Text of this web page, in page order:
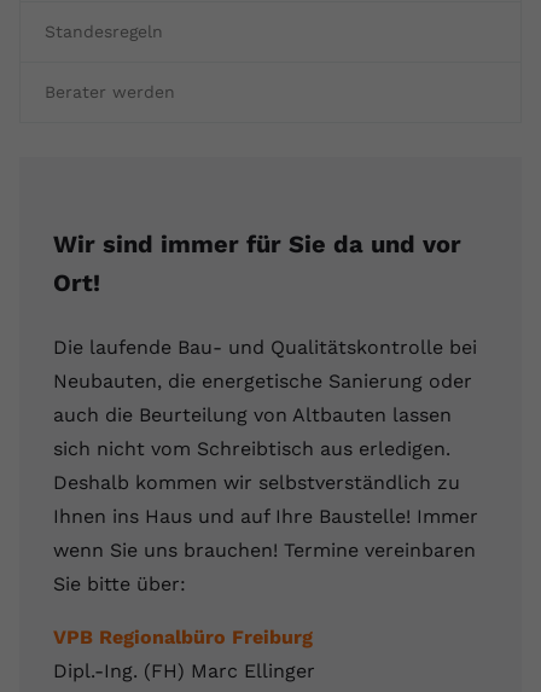
Standesregeln
Berater werden
Wir sind immer für Sie da und vor
Ort!
Die laufende Bau- und Qualitätskontrolle bei
Neubauten, die energetische Sanierung oder
auch die Beurteilung von Altbauten lassen
sich nicht vom Schreibtisch aus erledigen.
Deshalb kommen wir selbstverständlich zu
Ihnen ins Haus und auf Ihre Baustelle! Immer
wenn Sie uns brauchen! Termine vereinbaren
Sie bitte über:
VPB Regionalbüro Freiburg
Dipl.-Ing. (FH) Marc Ellinger